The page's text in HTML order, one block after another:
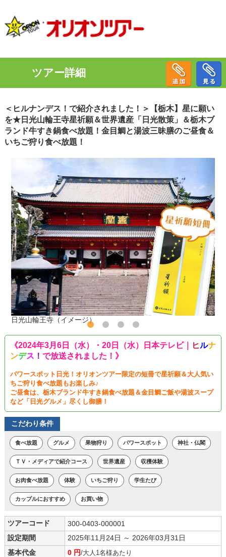
ツアー詳細
＜ヒルナンデス！で紹介されました！＞【栃木】星に願い
を★日光山輪王寺星祈願＆世界遺産「日光散策」＆栃木ブ
ランド牛すき鍋食べ放題！金目鯛と湯波三昧膳のご昼食＆
いちご狩り食べ放題！
日光山輪王寺（イメージ）
《2024年3月6日（水）・20日（水）日本テレビ｜ ヒルナ
ンデス ！ で放送されました！》
パワースポット日光！オリオンツアー限定の短冊で星祈願＆大人気い
ちご狩り食べ放題もお楽しみ♪
ご昼食は、栃木ブランド牛すき鍋食べ放題＆金目鯛ご飯や湯波スープ
など「日光グルメ」尽くし御膳！
こだわり条件
食べ放題 グルメ 果物狩り パワースポット 神社・仏閣
ＴＶ・メディアで紹介コース 世界遺産 収穫体験
お肉食べ放題 体験 いちご狩り 学生たび
カップルにおすすめ お買い物
ツアーコード
300-0403-000001
設定期間
2025年11月24日 ～ 2026年03月31日
基本代金
0 円/大人1名様あたり